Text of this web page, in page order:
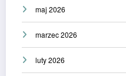
maj 2026
marzec 2026
luty 2026